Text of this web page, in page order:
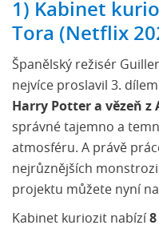
1) Kabinet
Tora (Netflix
Španělský režisér
nejvíce proslavil 3.
Harry Potter a vězeň z
správné tajemno a
atmosféru. A právě
nejrůznějších
projektu můžete nyní
Kabinet kuriozit nabízí 8